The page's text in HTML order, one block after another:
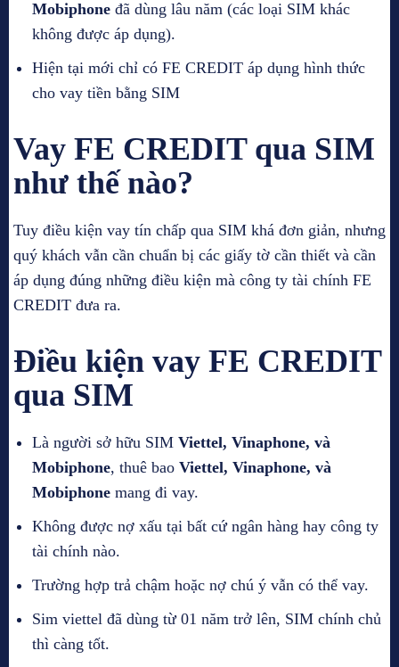
Mobiphone đã dùng lâu năm (các loại SIM khác
không được áp dụng).
Hiện tại mới chỉ có FE CREDIT áp dụng hình thức
cho vay tiền bằng SIM
Vay FE CREDIT qua SIM
như thế nào?
Tuy điều kiện vay tín chấp qua SIM khá đơn giản, nhưng
quý khách vẫn cần chuẩn bị các giấy tờ cần thiết và cần
áp dụng đúng những điều kiện mà công ty tài chính FE
CREDIT đưa ra.
Điều kiện vay FE CREDIT
qua SIM
Là người sở hữu SIM Viettel, Vinaphone, và
Mobiphone, thuê bao Viettel, Vinaphone, và
Mobiphone mang đi vay.
Không được nợ xấu tại bất cứ ngân hàng hay công ty
tài chính nào.
Trường hợp trả chậm hoặc nợ chú ý vẫn có thể vay.
Sim viettel đã dùng từ 01 năm trở lên, SIM chính chủ
thì càng tốt.